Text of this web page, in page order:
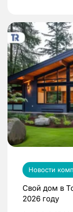
Новости
Свой дом в
2026 году